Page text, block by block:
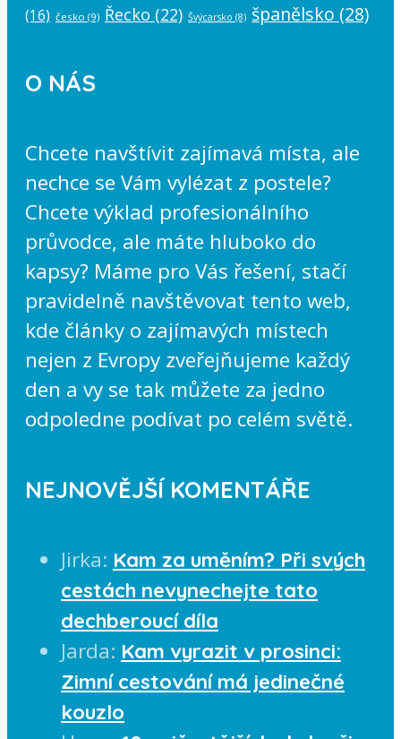
(16) česko (9) Řecko (22) Švýcarsko (8) španělsko (28)
O NÁS
Chcete navštívit zajímavá místa, ale
nechce se Vám vylézat z postele?
Chcete výklad profesionálního
průvodce, ale máte hluboko do
kapsy? Máme pro Vás řešení, stačí
pravidelně navštěvovat tento web,
kde články o zajímavých místech
nejen z Evropy zveřejňujeme každý
den a vy se tak můžete za jedno
odpoledne podívat po celém světě.
NEJNOVĚJŠÍ KOMENTÁŘE
Jirka: Kam za uměním? Při svých
cestách nevynechejte tato
dechberoucí díla
Jarda: Kam vyrazit v prosinci:
Zimní cestování má jedinečné
kouzlo